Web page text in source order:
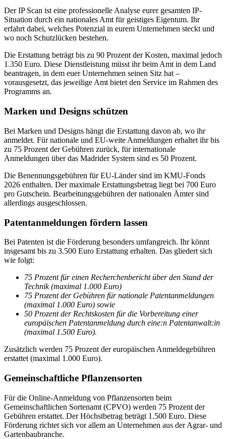
Der IP Scan ist eine professionelle Analyse eurer gesamten IP-
Situation durch ein nationales Amt für geistiges Eigentum. Ihr
erfahrt dabei, welches Potenzial in eurem Unternehmen steckt und
wo noch Schutzlücken bestehen.
Die Erstattung beträgt bis zu 90 Prozent der Kosten, maximal jedoch
1.350 Euro. Diese Dienstleistung müsst ihr beim Amt in dem Land
beantragen, in dem euer Unternehmen seinen Sitz hat –
vorausgesetzt, das jeweilige Amt bietet den Service im Rahmen des
Programms an.
Marken und Designs schützen
Bei Marken und Designs hängt die Erstattung davon ab, wo ihr
anmeldet. Für nationale und EU-weite Anmeldungen erhaltet ihr bis
zu 75 Prozent der Gebühren zurück, für internationale
Anmeldungen über das Madrider System sind es 50 Prozent.
Die Benennungsgebühren für EU-Länder sind im KMU-Fonds
2026 enthalten. Der maximale Erstattungsbetrag liegt bei 700 Euro
pro Gutschein. Bearbeitungsgebühren der nationalen Ämter sind
allerdings ausgeschlossen.
Patentanmeldungen fördern lassen
Bei Patenten ist die Förderung besonders umfangreich. Ihr könnt
insgesamt bis zu 3.500 Euro Erstattung erhalten. Das gliedert sich
wie folgt:
75 Prozent für einen Recherchenbericht über den Stand der
Technik (maximal 1.000 Euro)
75 Prozent der Gebühren für nationale Patentanmeldungen
(maximal 1.000 Euro) sowie
50 Prozent der Rechtskosten für die Vorbereitung einer
europäischen Patentanmeldung durch eine:n Patentanwalt:in
(maximal 1.500 Euro).
Zusätzlich werden 75 Prozent der europäischen Anmeldegebühren
erstattet (maximal 1.000 Euro).
Gemeinschaftliche Pflanzensorten
Für die Online-Anmeldung von Pflanzensorten beim
Gemeinschaftlichen Sortenamt (CPVO) werden 75 Prozent der
Gebühren erstattet. Der Höchstbetrag beträgt 1.500 Euro. Diese
Förderung richtet sich vor allem an Unternehmen aus der Agrar- und
Gartenbaubranche.